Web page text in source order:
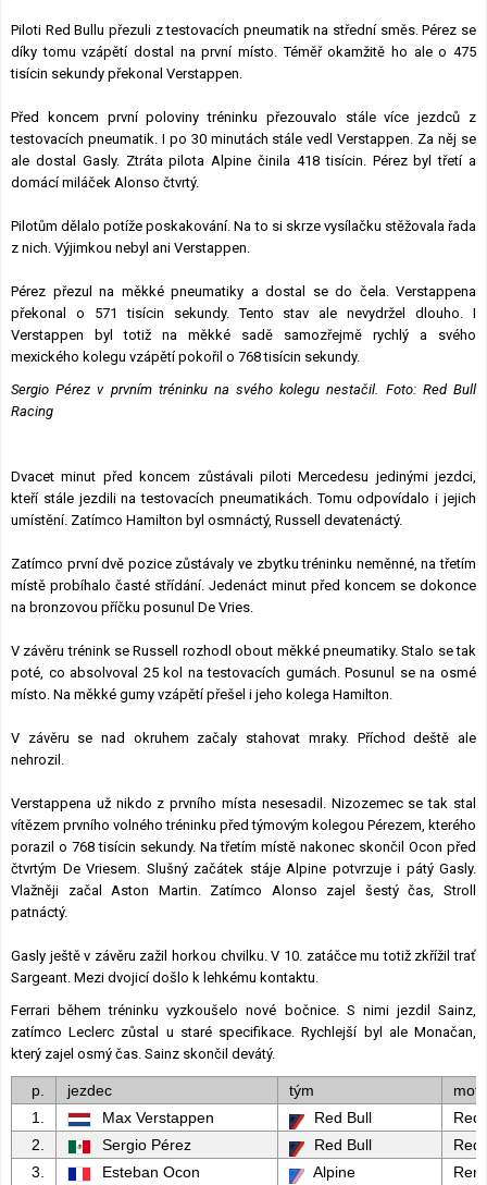
Piloti Red Bullu přezuli z testovacích pneumatik na střední směs. Pérez se
díky tomu vzápětí dostal na první místo. Téměř okamžitě ho ale o 475
tisícin sekundy překonal Verstappen.
Před koncem první poloviny tréninku přezouvalo stále více jezdců z
testovacích pneumatik. I po 30 minutách stále vedl Verstappen. Za něj se
ale dostal Gasly. Ztráta pilota Alpine činila 418 tisícin. Pérez byl třetí a
domácí miláček Alonso čtvrtý.
Pilotům dělalo potíže poskakování. Na to si skrze vysílačku stěžovala řada
z nich. Výjimkou nebyl ani Verstappen.
Pérez přezul na měkké pneumatiky a dostal se do čela. Verstappena
překonal o 571 tisícin sekundy. Tento stav ale nevydržel dlouho. I
Verstappen byl totiž na měkké sadě samozřejmě rychlý a svého
mexického kolegu vzápětí pokořil o 768 tisícin sekundy.
Sergio Pérez v prvním tréninku na svého kolegu nestačil. Foto: Red Bull
Racing
Dvacet minut před koncem zůstávali piloti Mercedesu jedinými jezdci,
kteří stále jezdili na testovacích pneumatikách. Tomu odpovídalo i jejich
umístění. Zatímco Hamilton byl osmnáctý, Russell devatenáctý.
Zatímco první dvě pozice zůstávaly ve zbytku tréninku neměnné, na třetím
místě probíhalo časté střídání. Jedenáct minut před koncem se dokonce
na bronzovou příčku posunul De Vries.
V závěru trénink se Russell rozhodl obout měkké pneumatiky. Stalo se tak
poté, co absolvoval 25 kol na testovacích gumách. Posunul se na osmé
místo. Na měkké gumy vzápětí přešel i jeho kolega Hamilton.
V závěru se nad okruhem začaly stahovat mraky. Příchod deště ale
nehrozil.
Verstappena už nikdo z prvního místa nesesadil. Nizozemec se tak stal
vítězem prvního volného tréninku před týmovým kolegou Pérezem, kterého
porazil o 768 tisícin sekundy. Na třetím místě nakonec skončil Ocon před
čtvrtým De Vriesem. Slušný začátek stáje Alpine potvrzuje i pátý Gasly.
Vlažněji začal Aston Martin. Zatímco Alonso zajel šestý čas, Stroll
patnáctý.
Gasly ještě v závěru zažil horkou chvilku. V 10. zatáčce mu totiž zkřížil trať
Sargeant. Mezi dvojicí došlo k lehkému kontaktu.
Ferrari během tréninku vyzkoušelo nové bočnice. S nimi jezdil Sainz,
zatímco Leclerc zůstal u staré specifikace. Rychlejší byl ale Monačan,
který zajel osmý čas. Sainz skončil devátý.
p. jezdec tým
1.
Max Verstappen Red Bull
Red
2.
Sergio Pérez Red Bull
Red
3.
Esteban Ocon Alpine